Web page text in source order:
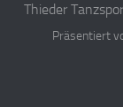
Thieder
Präsentiert